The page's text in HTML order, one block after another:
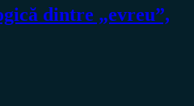
dintre „evreu”,